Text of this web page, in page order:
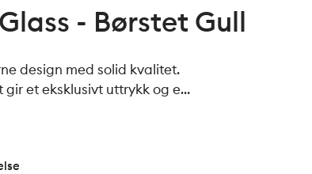
- Børstet Gull
design med solid kvalitet.
gir et eksklusivt uttrykk og en
198 cm. Døren kan åpnes